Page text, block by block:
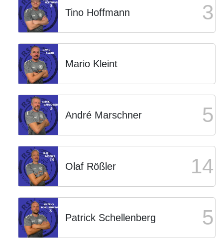
Tino Hoffmann 3
Mario Kleint
André Marschner 5
Olaf Rößler 14
Patrick Schellenberg 5